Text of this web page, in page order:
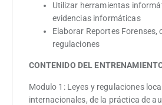
Utilizar herramientas
evidencias informáticas
Elaborar Reportes Forenses,
regulaciones
CONTENIDO DEL
Modulo 1: Leyes y regulaciones
internacionales, de la práctica de